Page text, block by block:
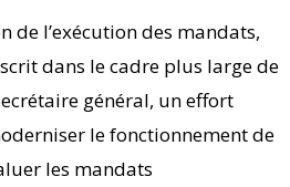
de l’exécution des mandats,
dans le cadre plus large de
général, un effort
le fonctionnement de
les mandats